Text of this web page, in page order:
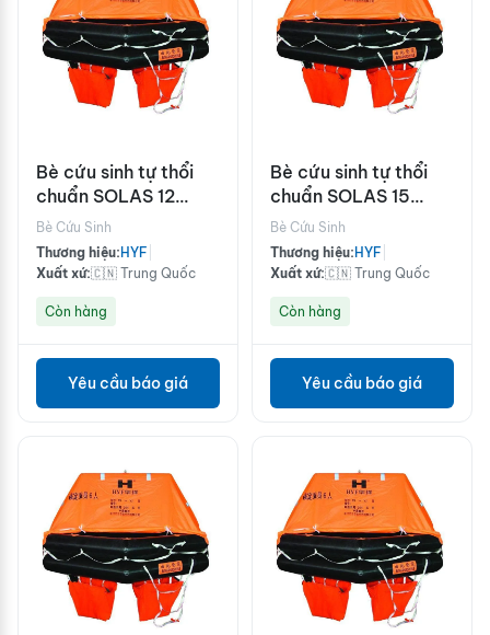
Bè cứu sinh tự thổi
chuẩn SOLAS 12
người HYF-A12
Bè Cứu Sinh
Thương hiệu: HYF
Xuất xứ:🇨🇳 Trung Quốc
Còn hàng
Yêu cầu báo giá
Bè cứu sinh tự thổi
chuẩn SOLAS 15
người HYF-A15
Bè Cứu Sinh
Thương hiệu: HYF
Xuất xứ:🇨🇳 Trung Quốc
Còn hàng
Yêu cầu báo giá